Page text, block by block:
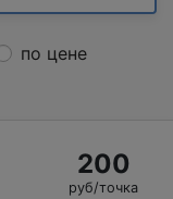
по цене
200
руб/точка